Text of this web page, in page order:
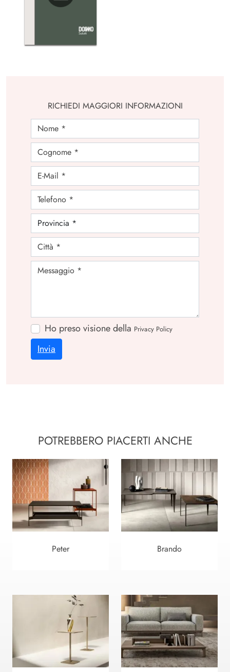
RICHIEDI MAGGIORI INFORMAZIONI
Ho preso visione della Privacy Policy
Invia
POTREBBERO PIACERTI ANCHE
Peter Brando